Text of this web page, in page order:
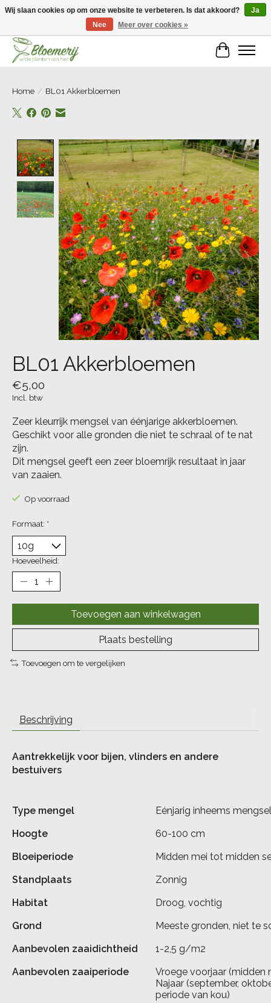
Home / BL01 Akkerbloemen
Product image slideshow Items
BL01 Akkerbloemen
€5,00
Incl. btw
Zeer kleurrijk mengsel van éénjarige akkerbloemen.
Geschikt voor alle gronden die niet te schraal of te nat
zijn.
Dit mengsel geeft een zeer bloemrijk resultaat in jaar
van zaaien.
Op voorraad
Formaat: *
Hoeveelheid:
Toevoegen aan winkelwagen
Plaats bestelling
Toevoegen om te vergelijken
Beschrijving
Aantrekkelijk voor bijen, vlinders en andere
bestuivers
Type mengel
Eénjarig inheems
Hoogte
60-100 cm
Bloeiperiode
Midden mei tot midden
Standplaats
Zonnig
Habitat
Droog, vochtig
Grond
Meeste gronden, niet te
Aanbevolen zaaidichtheid
1-2,5 g/m2
Aanbevolen zaaiperiode
Vroege voorjaar
Najaar (september,
periode van kou)
Wij slaan cookies op om onze website te verbeteren. Is dat akkoord?
Ja
Nee
Meer over cookies »